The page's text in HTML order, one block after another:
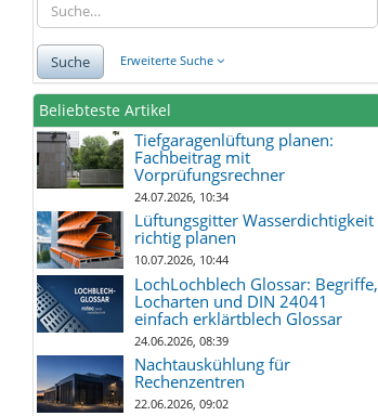
Suche Erweiterte Suche
Beliebteste Artikel
Tiefgaragenlüftung planen:
Fachbeitrag mit
Vorprüfungsrechner
24.07.2026, 10:34
Lüftungsgitter Wasserdichtigkeit
richtig planen
10.07.2026, 10:44
LochLochblech Glossar: Begriffe,
Locharten und DIN 24041
einfach erklärtblech Glossar
24.06.2026, 08:39
Nachtauskühlung für
Rechenzentren
22.06.2026, 09:02